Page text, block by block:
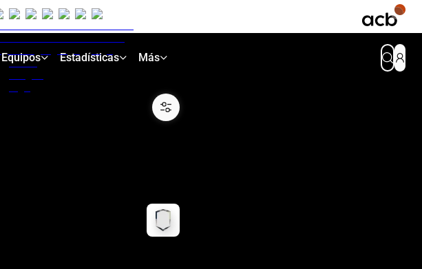
Equipos Estadísticas Más